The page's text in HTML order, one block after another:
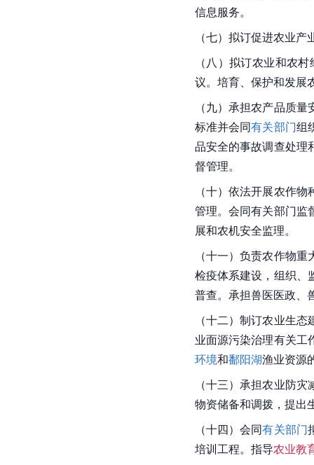
信息服务。
（七）拟订促进农业
（八）拟订农业和农
议。培育、保护和发展
（九）承担农产品质量
标准并会同有关部门组
品安全的事故调查处理
督管理。
（十）依法开展农作
管理。会同有关部门监
展和农机安全监理。
（十一）负责农作物重
检疫体系建设，组织、
普查。承担兽医医政、
（十二）制订农业生
业面源污染治理有关工
环境和鄱阳湖渔业资源
（十三）承担农业防
物资储备和调拨，提出
（十四）会同有关部门
培训工程。指导农业教